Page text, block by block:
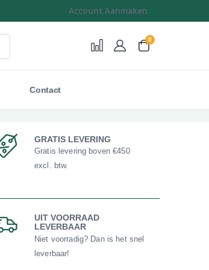
Account Aanmaken
Cart
0
Contact
GRATIS LEVERING
Gratis levering boven €450
excl. btw.
UIT VOORRAAD
LEVERBAAR
Niet voorradig? Dan is het snel
leverbaar!